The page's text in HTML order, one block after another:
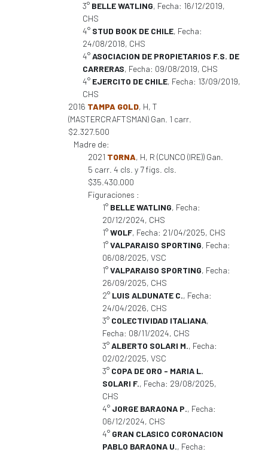
3° BELLE WATLING, Fecha: 16/12/2019,
CHS
4° STUD BOOK DE CHILE, Fecha:
24/08/2018, CHS
4°ASOCIACION DE PROPIETARIOS F.S. DE
CARRERAS, Fecha: 09/08/2019, CHS
4° EJERCITO DE CHILE, Fecha: 13/09/2019,
CHS
2016 TAMPA GOLD, H, T
(MASTERCRAFTSMAN) Gan. 1 carr.
$2.327.500
Madre de:
2021 TORNA, H, R (CUNCO (IRE)) Gan.
5 carr. 4 cls. y 7 figs. cls.
$35.430.000
Figuraciones :
1° BELLE WATLING, Fecha:
20/12/2024, CHS
1°WOLF, Fecha: 21/04/2025, CHS
1°VALPARAISO SPORTING, Fecha:
06/08/2025, VSC
1°VALPARAISO SPORTING, Fecha:
26/09/2025, CHS
2° LUIS ALDUNATE C., Fecha:
24/04/2026, CHS
3° COLECTIVIDAD ITALIANA,
Fecha: 08/11/2024, CHS
3°ALBERTO SOLARI M., Fecha:
02/02/2025, VSC
3° COPA DE ORO - MARIA L.
SOLARI F., Fecha: 29/08/2025,
CHS
4° JORGE BARAONA P., Fecha:
06/12/2024, CHS
4° GRAN CLASICO CORONACION
PABLO BARAONA U., Fecha: